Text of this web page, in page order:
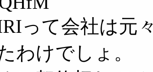
って会社は元
わけでしょ。